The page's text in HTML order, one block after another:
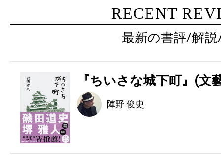
RECENT
最新の書評/解
『ちいさな城下町』(文
陣野 俊史